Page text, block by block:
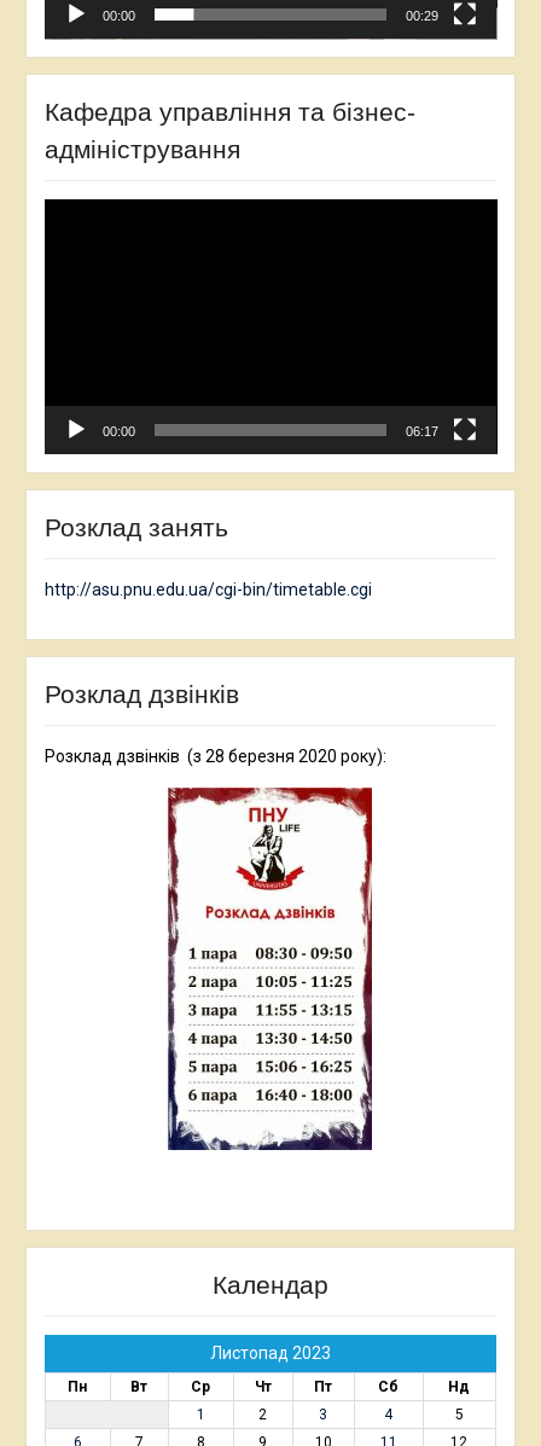
00:00 00:29
Кафедра управління та бізнес-
адміністрування
00:00 06:17
Розклад занять
http://asu.pnu.edu.ua/cgi-bin/timetable.cgi
Розклад дзвінків
Розклад дзвінків (з 28 березня 2020 року):
Календар
Листопад 2023
Пн Вт Ср Чт Пт Сб
Нд
1
2 3 4
5
6
7 8 9 10 11 12